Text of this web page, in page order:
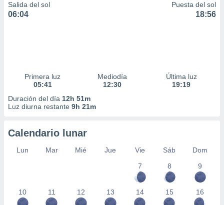
Salida del sol
06:04
Puesta del sol
18:56
Primera luz
05:41
Mediodía
12:30
Última luz
19:19
Duración del día 12h 51m
Luz diurna restante 9h 21m
Calendario lunar
Lun Mar Mié Jue Vie Sáb
Dom
7
8 9
10 11 12 13 14 15 16